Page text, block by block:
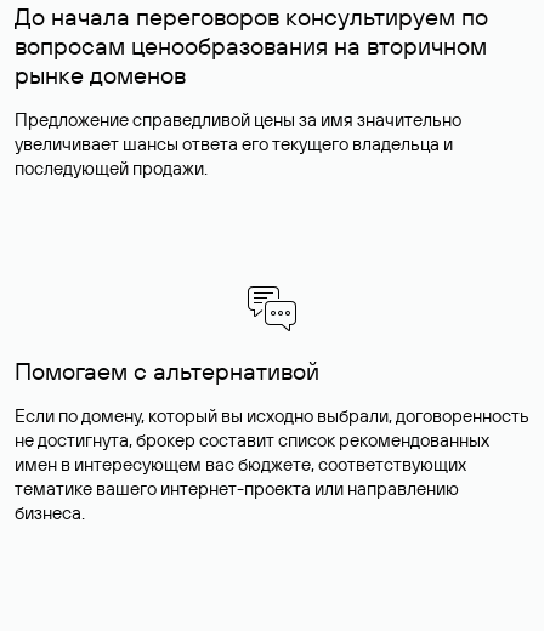
До начала переговоров консультируем по
вопросам ценообразования на вторичном
рынке доменов
Предложение справедливой цены за имя значительно
увеличивает шансы ответа его текущего владельца и
последующей продажи.
Помогаем с альтернативой
Если по домену, который вы исходно выбрали, договоренность
не достигнута, брокер составит список рекомендованных
имен в интересующем вас бюджете, соответствующих
тематике вашего интернет-проекта или направлению
бизнеса.